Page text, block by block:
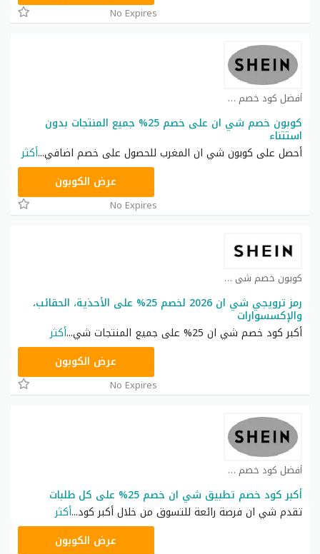
No Expires
أفضل كود خصم شي ان كوبون
كوبون خصم شي ان على خصم 25% جميع المنتجات بدون
استتناء
أحصل على كوبون شي ان المغرب للحصول على خصم اضافي...أكثر
عرض الكوبون
No Expires
كوبون خصم شي ان كوبون
رمز ترويجي شي ان 2026 لخصم 25% على الأحذية، الحقائب،
والإكسسوارات
أكبر كود خصم شي ان 25% على جميع المنتجات شي
...أكثر
عرض الكوبون
No Expires
أفضل كود خصم شي ان كوبون
أكبر كود خصم تطبيق شي ان خصم 25% على كل طلبات
تقدم شي ان فرصة رائعة للتسوق من خلال أكبر كود...أكثر
عرض الكوبون